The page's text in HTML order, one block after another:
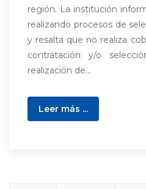
región. La institución
realizando procesos de
y resalta que no realiza
contratación y/o
realización de...
Leer más ...